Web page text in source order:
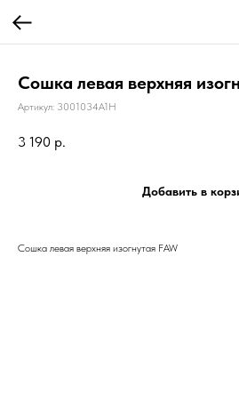
Сошка левая верхняя
Артикул: 3001034A1H
3 190 р.
Добавить в
Сошка левая верхняя изогнутая FAW